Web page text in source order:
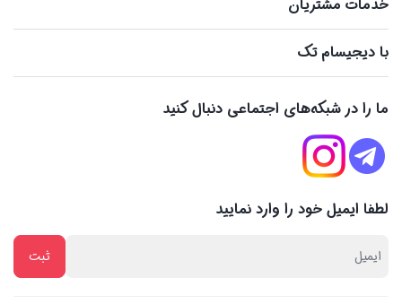
خدمات مشتریان
با دیجیسام تک
ما را در شبکه‌های اجتماعی دنبال کنید
لطفا ایمیل خود را وارد نمایید